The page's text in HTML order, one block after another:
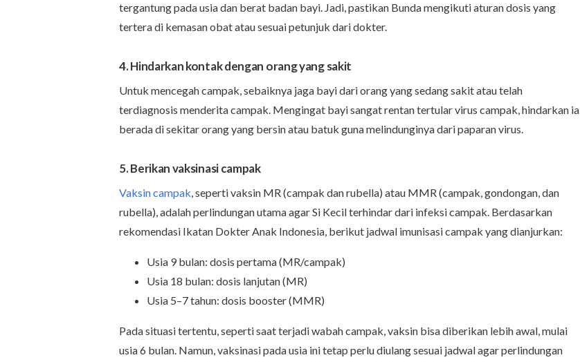
tergantung pada usia dan berat badan bayi. Jadi, pastikan Bunda mengikuti aturan dosis yang
tertera di kemasan obat atau sesuai petunjuk dari dokter.
4. Hindarkan kontak dengan orang yang sakit
Untuk mencegah campak, sebaiknya jaga bayi dari orang yang sedang sakit atau telah
terdiagnosis menderita campak. Mengingat bayi sangat rentan tertular virus campak, hindarkan ia
berada di sekitar orang yang bersin atau batuk guna melindunginya dari paparan virus.
5. Berikan vaksinasi campak
Vaksin campak, seperti vaksin MR (campak dan rubella) atau MMR (campak, gondongan, dan
rubella), adalah perlindungan utama agar Si Kecil terhindar dari infeksi campak. Berdasarkan
rekomendasi Ikatan Dokter Anak Indonesia, berikut jadwal imunisasi campak yang dianjurkan:
Usia 9 bulan: dosis pertama (MR/campak)
Usia 18 bulan: dosis lanjutan (MR)
Usia 5–7 tahun: dosis booster (MMR)
Pada situasi tertentu, seperti saat terjadi wabah campak, vaksin bisa diberikan lebih awal, mulai
usia 6 bulan. Namun, vaksinasi pada usia ini tetap perlu diulang sesuai jadwal agar perlindungan